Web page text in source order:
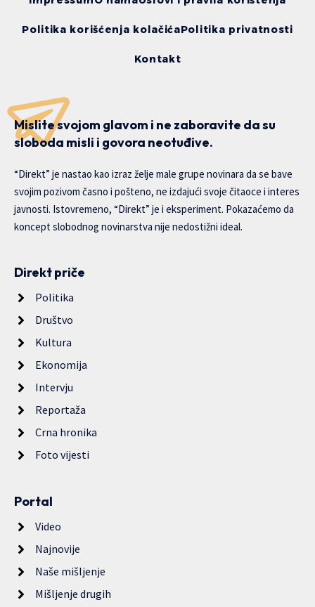
Politika korišćenja kolačićaPolitika privatnosti
Kontakt
Mislite svojom glavom i ne zaboravite da su
sloboda misli i govora neotuđive.
“Direkt” je nastao kao izraz želje male grupe novinara da se bave
svojim pozivom časno i pošteno, ne izdajući svoje čitaoce i interes
javnosti. Istovremeno, “Direkt” je i eksperiment. Pokazaćemo da
koncept slobodnog novinarstva nije nedostižni ideal.
Direkt priče
Politika
Društvo
Kultura
Ekonomija
Intervju
Reportaža
Crna hronika
Foto vijesti
Portal
Video
Najnovije
Naše mišljenje
Mišljenje drugih